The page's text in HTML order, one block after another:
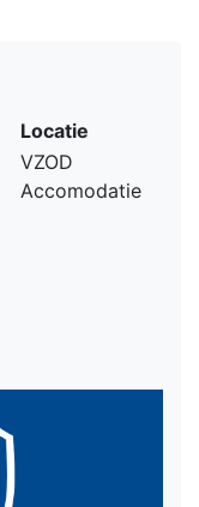
Locatie
VZOD
Accomodatie